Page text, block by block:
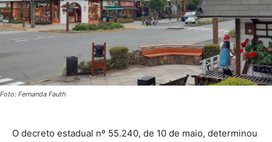
Foto: Fernanda Fauth
O decreto estadual nº 55.240, de 10 de maio, determinou